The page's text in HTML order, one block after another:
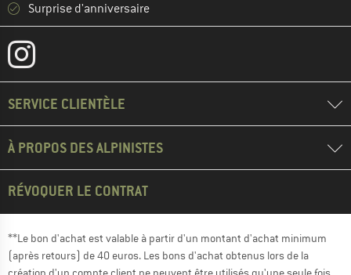
Surprise d'anniversaire
SERVICE CLIENTÈLE
À PROPOS DES ALPINISTES
RÉVOQUER LE CONTRAT
**Le bon d'achat est valable à partir d'un montant d'achat minimum
(après retours) de 40 euros. Les bons d'achat obtenus lors de la